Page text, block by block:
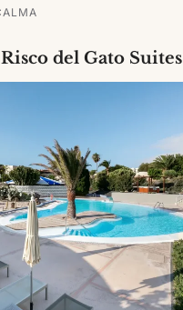
del Gato Suites